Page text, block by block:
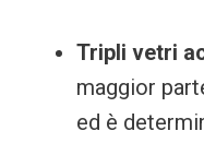
Tripli vetri
maggior
ed è